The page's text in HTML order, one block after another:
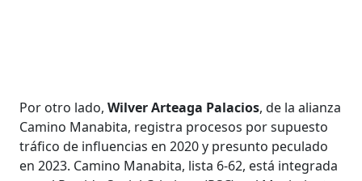
Por otro lado,Wilver Arteaga Palacios, de la alianza
Camino Manabita, registra procesos por supuesto
tráfico de influencias en 2020 y presunto peculado
en 2023. Camino Manabita, lista 6-62, está integrada